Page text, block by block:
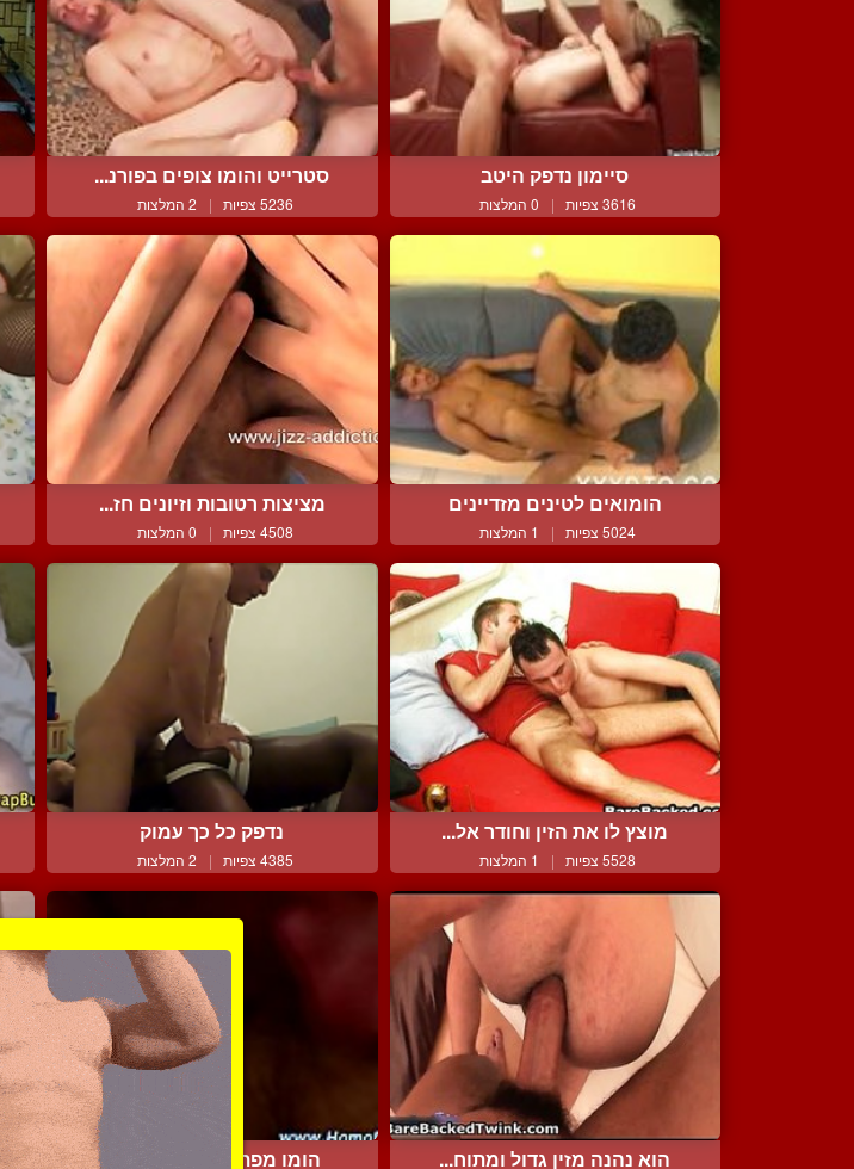
סיימון נדפק היטב
3616 צפיות | 0 המלצות
סטרייט והומו צופים בפורנ...
5236 צפיות | 2 המלצות
הומואים לטינים מזדיינים
5024 צפיות | 1 המלצות
מציצות רטובות וזיונים חז...
4508 צפיות | 0 המלצות
מוצץ לו את הזין וחודר אל...
5528 צפיות | 1 המלצות
נדפק כל כך עמוק
4385 צפיות | 2 המלצות
הוא נהנה מזין גדול ומתוח... הומו מפתה סטרייט לסקס